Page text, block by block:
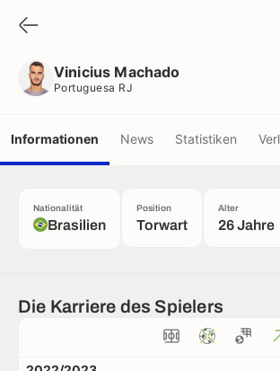
Vinicius Machado
Portuguesa RJ
Informationen News Statistiken
Nationalität
Brasilien
Position
Torwart
Alter
26 Jahre
Die Karriere des Spielers